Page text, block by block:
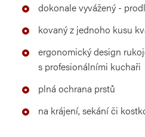
dokonale vyvážený -
kovaný z jednoho kusu
ergonomický design
s profesionálními kuchaři
plná ochrana prstů
na krájení, sekání či